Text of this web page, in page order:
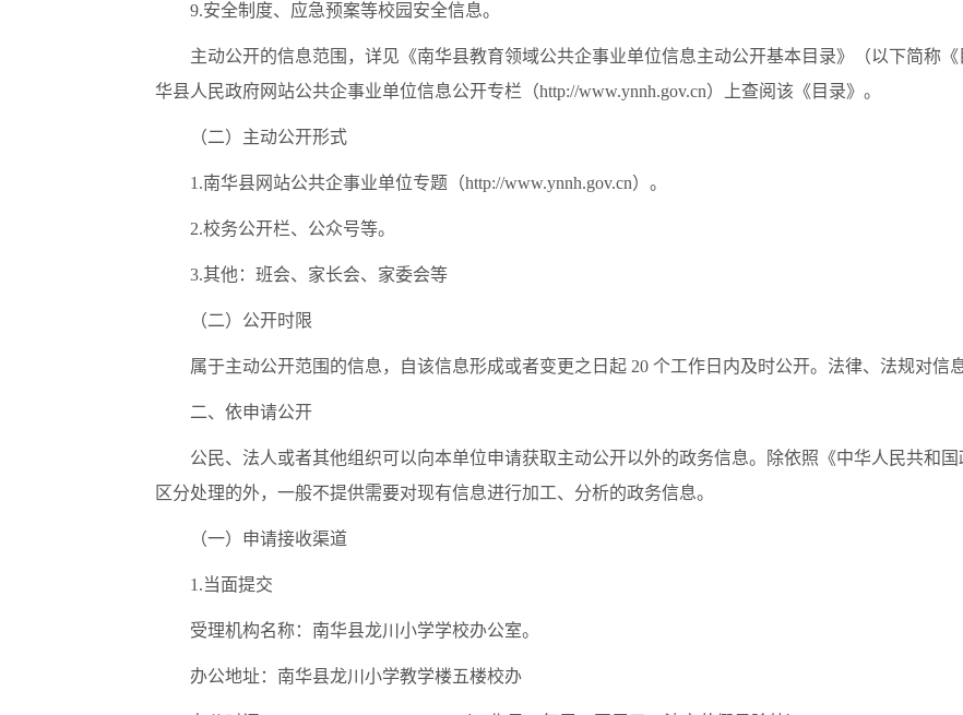
9.安全制度、应急预案等校园安全信息。
主动公开的信息范围，详见《南华县教育领域公共企事业单位信息主动公开基本目录》（以下简称
华县人民政府网站公共企事业单位信息公开专栏（http://www.ynnh.gov.cn）上查阅该《目录》。
（二）主动公开形式
1.南华县网站公共企事业单位专题（http://www.ynnh.gov.cn）。
2.校务公开栏、公众号等。
3.其他：班会、家长会、家委会等
（二）公开时限
属于主动公开范围的信息，自该信息形成或者变更之日起 20 个工作日内及时公开。法律、法规对信
二、依申请公开
公民、法人或者其他组织可以向本单位申请获取主动公开以外的政务信息。除依照《中华人民共和
区分处理的外，一般不提供需要对现有信息进行加工、分析的政务信息。
（一）申请接收渠道
1.当面提交
受理机构名称：南华县龙川小学学校办公室。
办公地址：南华县龙川小学教学楼五楼校办